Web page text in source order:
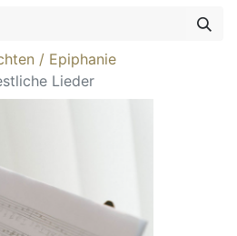
/ Epiphanie
Lieder